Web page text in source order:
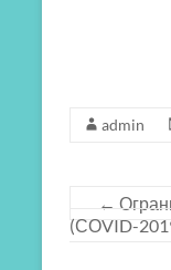
admin
←
(СОVID-